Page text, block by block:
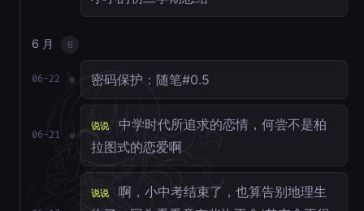
6 月 6
06-22 密码保护：随笔#0.5
06-21
说说
中学时代所追求的恋情，何尝不是柏
拉图式的恋爱啊
说说
啊，小中考结束了，也算告别地理生